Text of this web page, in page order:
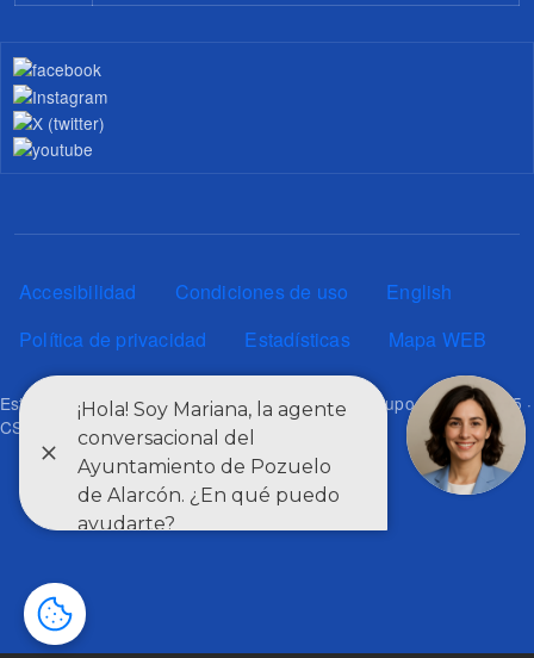
Pie de página
Accesibilidad Condiciones de uso
English
Política de privacidad
Estadísticas Mapa WEB
Esta web utiliza los estándares definidos por el grupo W3C: HTML5 ·
CSS3 · RSS